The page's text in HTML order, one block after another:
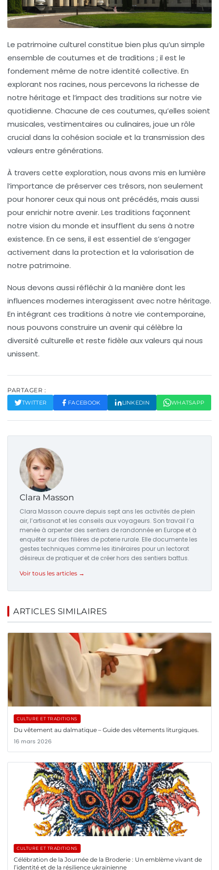
Le patrimoine culturel constitue bien plus qu’un simple
ensemble de coutumes et de traditions ; il est le
fondement même de notre identité collective. En
explorant nos racines, nous percevons la richesse de
notre héritage et l’impact des traditions sur notre vie
quotidienne. Chacune de ces coutumes, qu’elles soient
musicales, vestimentaires ou culinaires, joue un rôle
crucial dans la cohésion sociale et la transmission des
valeurs entre générations.
À travers cette exploration, nous avons mis en lumière
l’importance de préserver ces trésors, non seulement
pour honorer ceux qui nous ont précédés, mais aussi
pourenrichirnotre avenir. Les traditions façonnent
notre vision du monde et insufflent du sens à notre
existence. En ce sens, il est essentiel de s’engager
activement dans la protection et la valorisation de
notre patrimoine.
Nous devons aussi réfléchir à la manière dont les
influences modernes interagissent avec notre héritage.
En intégrant ces traditions à notre vie contemporaine,
nous pouvons construire un avenir qui célèbre la
diversité culturelle et reste fidèle aux valeurs qui nous
unissent.
PARTAGER :
TWITTER FACEBOOK LINKEDIN WHATSAPP
Clara Masson
Clara Masson couvre depuis sept ans les activités de plein
air, l’artisanat et les conseils aux voyageurs. Son travail l’a
menée à arpenter des sentiers de randonnée en Europe et à
enquêter sur des filières de poterie rurale. Elle documente les
gestes techniques comme les itinéraires pour un lectorat
désireux de pratiquer et de créer hors des sentiers battus.
Voir tous les articles →
ARTICLES SIMILAIRES
CULTURE ET TRADITIONS
Du vêtement au dalmatique – Guide des vêtements liturgiques.
16 mars 2026
CULTURE ET TRADITIONS
Célébration de la Journée de la Broderie : Un emblème vivant de
l’identité et de la résilience ukrainienne